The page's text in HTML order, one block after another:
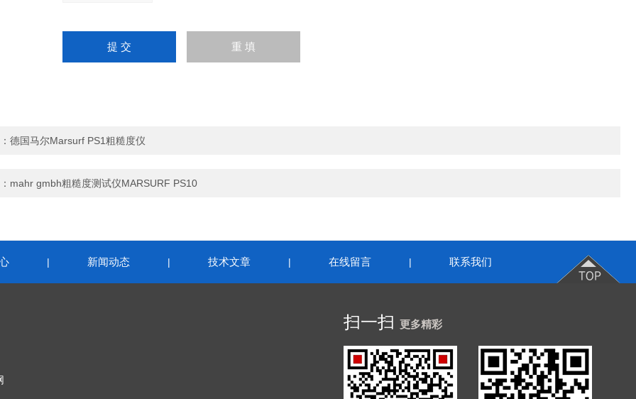
德国马尔Marsurf PS1粗糙度仪
mahr gmbh粗糙度测试仪MARSURF PS10
| 新闻动态 | 技术文章 | 在线留言 | 联系我们
扫一扫 更多精彩